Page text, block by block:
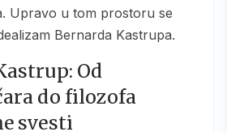
Upravo u tom prostoru se
Bernarda Kastrupa.
Od
do filozofa
svesti